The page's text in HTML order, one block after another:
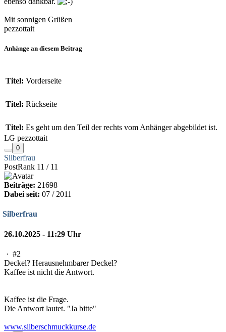
Mit sonnigen Grüßen
pezzottait
Anhänge an diesem Beitrag
Titel: Vorderseite
Titel: Rückseite
Titel: Es geht um den Teil der rechts vom Anhänger abgebildet ist.
LG pezzottait
0
Silberfrau
PostRank 11 / 11
Beiträge: 21698
Dabei seit: 07 / 2011
Silberfrau
26.10.2025 - 11:29 Uhr
· #2
Deckel? Herausnehmbarer Deckel?
Kaffee ist nicht die Antwort.
Kaffee ist die Frage.
Die Antwort lautet. "Ja bitte"
www.silberschmuckkurse.de